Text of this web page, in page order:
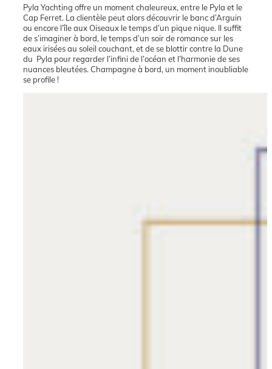
Pyla Yachting offre un moment chaleureux, entre le Pyla et le
Cap Ferret. La clientèle peut alors découvrir le banc d’Arguin
ou encore l’île aux Oiseaux le temps d’un pique nique. Il suffit
de s’imaginer à bord, le temps d’un soir de romance sur les
eaux irisées au soleil couchant, et de se blottir contre la Dune
du Pyla pour regarder l’infini de l’océan et l’harmonie de ses
nuances bleutées. Champagne à bord, un moment inoubliable
se profile !